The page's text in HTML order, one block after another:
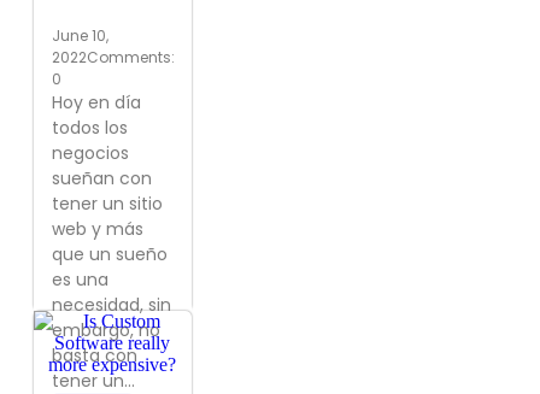
June 10,
2022Comments:
0
Hoy en día
todos los
negocios
sueñan con
tener un sitio
web y más
que un sueño
es una
necesidad, sin
embargo, no
basta con
tener un...